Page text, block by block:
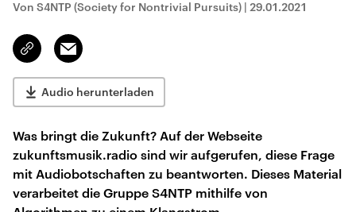
Von S4NTP (Society for Nontrivial Pursuits) | 29.01.2021
Link
kopieren/teilen
Email
Audio herunterladen
Was bringt die Zukunft? Auf der Webseite
zukunftsmusik.radio sind wir aufgerufen, diese Frage
mit Audiobotschaften zu beantworten. Dieses Material
verarbeitet die Gruppe S4NTP mithilfe von